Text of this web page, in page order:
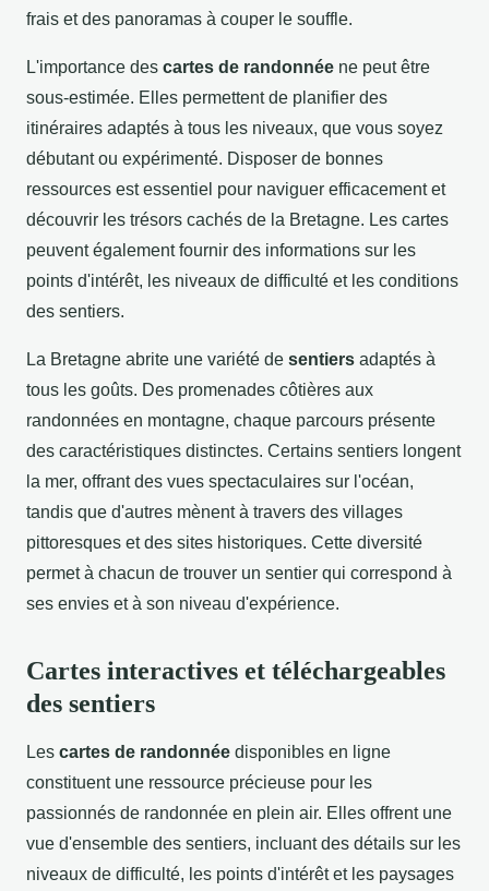
frais et des panoramas à couper le souffle.
L'importance des cartes de randonnée ne peut être
sous-estimée. Elles permettent de planifier des
itinéraires adaptés à tous les niveaux, que vous soyez
débutant ou expérimenté. Disposer de bonnes
ressources est essentiel pour naviguer efficacement et
découvrir les trésors cachés de la Bretagne. Les cartes
peuvent également fournir des informations sur les
points d'intérêt, les niveaux de difficulté et les conditions
des sentiers.
La Bretagne abrite une variété de sentiers adaptés à
tous les goûts. Des promenades côtières aux
randonnées en montagne, chaque parcours présente
des caractéristiques distinctes. Certains sentiers longent
la mer, offrant des vues spectaculaires sur l'océan,
tandis que d'autres mènent à travers des villages
pittoresques et des sites historiques. Cette diversité
permet à chacun de trouver un sentier qui correspond à
ses envies et à son niveau d'expérience.
Cartes interactives et téléchargeables
des sentiers
Les cartes de randonnée disponibles en ligne
constituent une ressource précieuse pour les
passionnés de randonnée en plein air. Elles offrent une
vue d'ensemble des sentiers, incluant des détails sur les
niveaux de difficulté, les points d'intérêt et les paysages